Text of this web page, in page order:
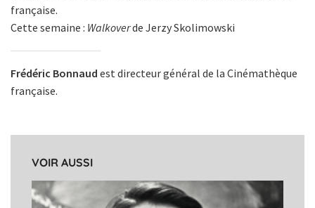
française.
Cette semaine : Walkoverde Jerzy Skolimowski
Frédéric Bonnaud est directeur général de la Cinémathèque
française.
VOIR AUSSI